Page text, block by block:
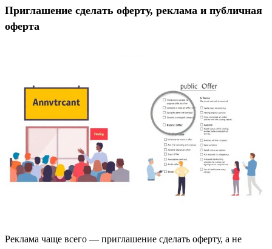
Приглашение сделать оферту, реклама и публичная
оферта
Реклама чаще всего — приглашение сделать оферту, а не